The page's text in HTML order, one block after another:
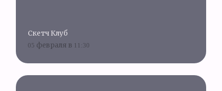
Скетч Клуб
05 февраля в 11:30